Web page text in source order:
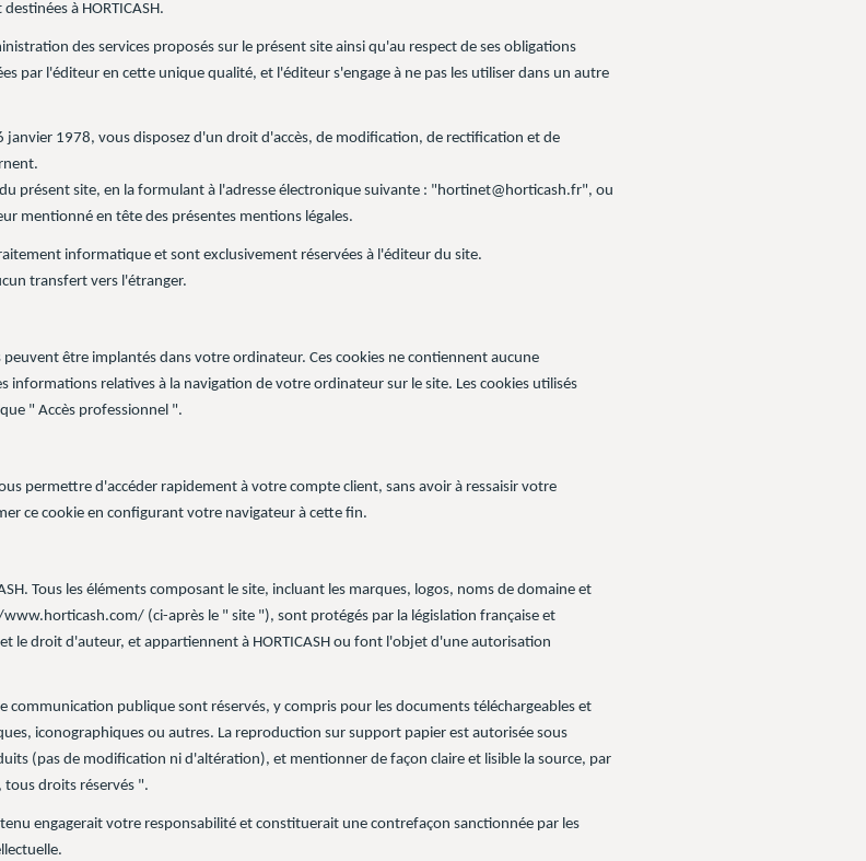
à HORTICASH.
des services proposés sur le présent site ainsi qu'au respect de ses obligations
par l'éditeur en cette unique qualité, et l'éditeur s'engage à ne pas les utiliser dans un autre
1978, vous disposez d'un droit d'accès, de modification, de rectification et de
présent site, en la formulant à l'adresse électronique suivante : "hortinet@horticash.fr", ou
mentionné en tête des présentes mentions légales.
informatique et sont exclusivement réservées à l'éditeur du site.
transfert vers l'étranger.
être implantés dans votre ordinateur. Ces cookies ne contiennent aucune
relatives à la navigation de votre ordinateur sur le site. Les cookies utilisés
" Accès professionnel ".
permettre d'accéder rapidement à votre compte client, sans avoir à ressaisir votre
ce cookie en configurant votre navigateur à cette fin.
Tous les éléments composant le site, incluant les marques, logos, noms de domaine et
(ci-après le " site "), sont protégés par la législation française et
le droit d'auteur, et appartiennent à HORTICASH ou font l'objet d'une autorisation
publique sont réservés, y compris pour les documents téléchargeables et
iconographiques ou autres. La reproduction sur support papier est autorisée sous
(pas de modification ni d'altération), et mentionner de façon claire et lisible la source, par
tous droits réservés ".
engagerait votre responsabilité et constituerait une contrefaçon sanctionnée par les